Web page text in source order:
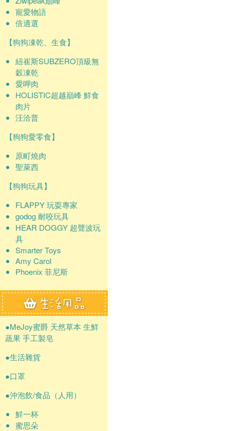
寵愛物語
倍適選
【狗狗凍乾、生食】
紐崔斯SUBZERO頂級無
穀凍乾
愛呷肉
HOLISTIC超越巔峰 鮮食
肉片
汪洽普
【狗狗愛零食】
原町燒肉
聖萊西
【狗狗玩具】
FLAPPY 玩耍專家
godog 耐咬玩具
HEAR DOGGY 超聲波玩
具
Smarter Toys
Amy Carol
Phoenix 菲尼斯
●MeJoy蜜爵 天然草本 生鮮
蔬果 手工製皂
●生活雜貨
●口罩
●沖泡飲/食品（人用）
鮮一杯
蜜思朵